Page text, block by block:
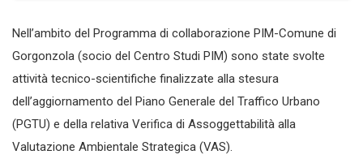
Nell’ambito del Programma di collaborazione PIM-Comune di
Gorgonzola (socio del Centro Studi PIM) sono state svolte
attività tecnico-scientifiche finalizzate alla stesura
dell’aggiornamento del Piano Generale del Traffico Urbano
(PGTU) e della relativa Verifica di Assoggettabilità alla
Valutazione Ambientale Strategica (VAS).